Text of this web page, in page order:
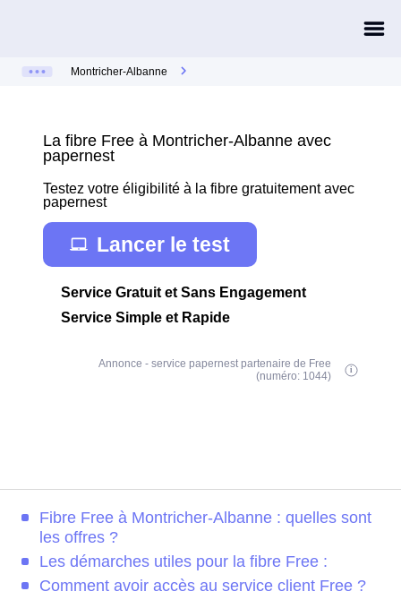
Montricher-Albanne
La fibre Free à Montricher-Albanne avec
papernest
Testez votre éligibilité à la fibre gratuitement avec
papernest
Lancer le test
Service Gratuit et Sans Engagement
Service Simple et Rapide
Annonce - service papernest partenaire de Free
(numéro: 1044)
Fibre Free à Montricher-Albanne : quelles sont
les offres ?
Les démarches utiles pour la fibre Free :
Comment avoir accès au service client Free ?